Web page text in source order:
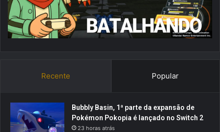
Recente Popular
Bubbly Basin, 1ª parte da expansão de
Pokémon Pokopia é lançado no Switch 2
23 horas atrás